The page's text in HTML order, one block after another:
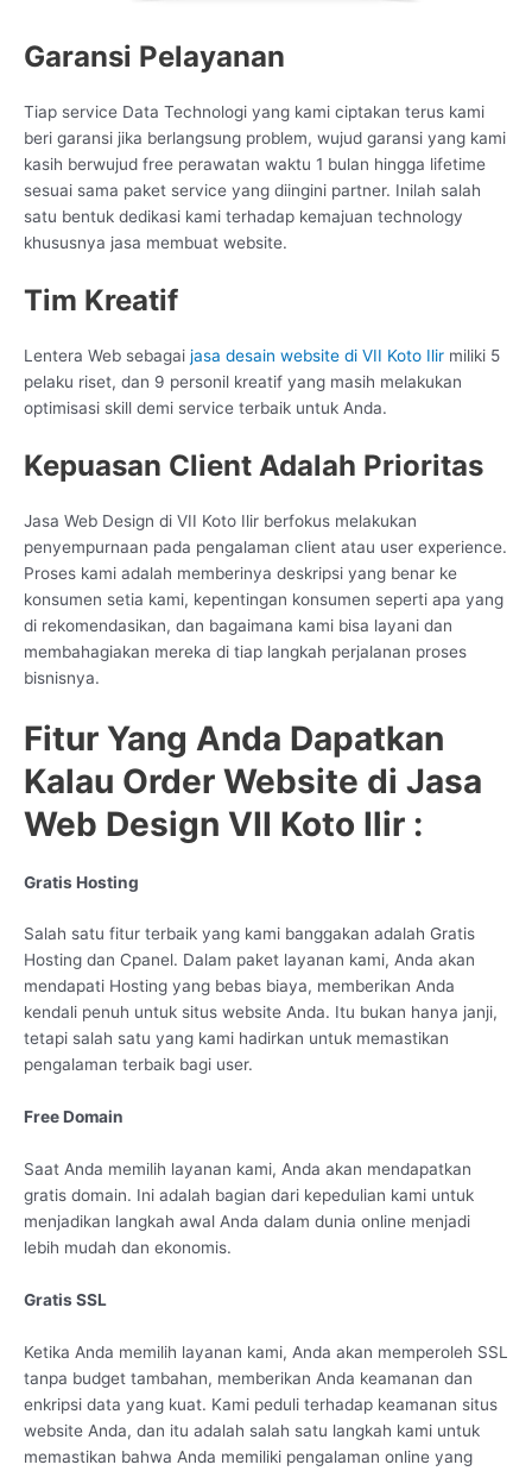
Garansi Pelayanan
Tiap service Data Technologi yang kami ciptakan terus kami
beri garansi jika berlangsung problem, wujud garansi yang kami
kasih berwujud free perawatan waktu 1 bulan hingga lifetime
sesuai sama paket service yang diingini partner. Inilah salah
satu bentuk dedikasi kami terhadap kemajuan technology
khususnya jasa membuat website.
Tim Kreatif
Lentera Web sebagai jasa desain website di VII Koto Ilir miliki 5
pelaku riset, dan 9 personil kreatif yang masih melakukan
optimisasi skill demi service terbaik untuk Anda.
Kepuasan Client Adalah Prioritas
Jasa Web Design di VII Koto Ilir berfokus melakukan
penyempurnaan pada pengalaman client atau user experience.
Proses kami adalah memberinya deskripsi yang benar ke
konsumen setia kami, kepentingan konsumen seperti apa yang
di rekomendasikan, dan bagaimana kami bisa layani dan
membahagiakan mereka di tiap langkah perjalanan proses
bisnisnya.
Fitur Yang Anda Dapatkan
Kalau Order Website di Jasa
Web Design VII Koto Ilir :
Gratis Hosting
Salah satu fitur terbaik yang kami banggakan adalah Gratis
Hosting dan Cpanel. Dalam paket layanan kami, Anda akan
mendapati Hosting yang bebas biaya, memberikan Anda
kendali penuh untuk situs website Anda. Itu bukan hanya janji,
tetapi salah satu yang kami hadirkan untuk memastikan
pengalaman terbaik bagi user.
Free Domain
Saat Anda memilih layanan kami, Anda akan mendapatkan
gratis domain. Ini adalah bagian dari kepedulian kami untuk
menjadikan langkah awal Anda dalam dunia online menjadi
lebih mudah dan ekonomis.
Gratis SSL
Ketika Anda memilih layanan kami, Anda akan memperoleh SSL
tanpa budget tambahan, memberikan Anda keamanan dan
enkripsi data yang kuat. Kami peduli terhadap keamanan situs
website Anda, dan itu adalah salah satu langkah kami untuk
memastikan bahwa Anda memiliki pengalaman online yang